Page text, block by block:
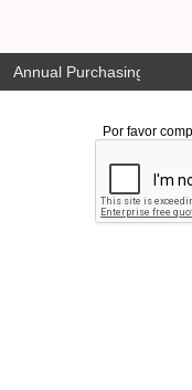
Annual Purchasing Plan
Por favor